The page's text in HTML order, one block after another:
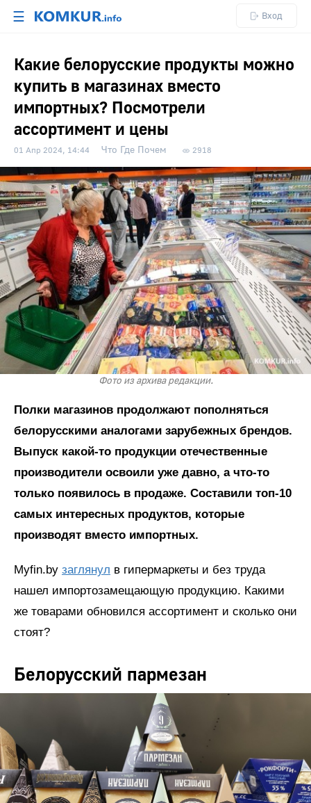
☰ Вход
Какие белорусские продукты можно
купить в магазинах вместо
импортных? Посмотрели
ассортимент и цены
01 Апр 2024, 14:44 Что Где Почем 2918
Фото из архива редакции.
Полки магазинов продолжают пополняться
белорусскими аналогами зарубежных брендов.
Выпуск какой-то продукции отечественные
производители освоили уже давно, а что-то
только появилось в продаже. Составили топ-10
самых интересных продуктов, которые
производят вместо импортных.
Myfin.by заглянул в гипермаркеты и без труда
нашел импортозамещающую продукцию. Какими
же товарами обновился ассортимент и сколько они
стоят?
Белорусский пармезан